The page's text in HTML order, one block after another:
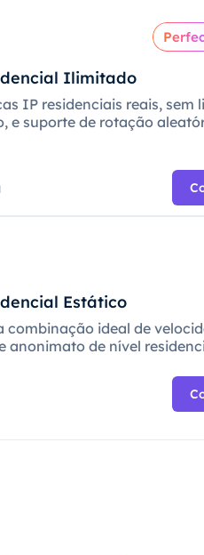
Ilimitado
IP residenciais reais, sem
e suporte de rotação
Estático
combinação ideal de
anonimato de nível